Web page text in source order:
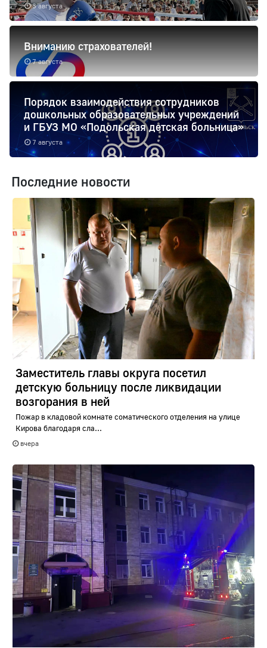
8 августа
7 августа
Вниманию страхователей!
7 августа
Порядок взаимодействия сотрудников
дошкольных образовательных учреждений
и ГБУЗ МО «Подольская детская больница»
Последние новости
Заместитель главы округа посетил
детскую больницу после ликвидации
возгорания в ней
Пожар в кладовой комнате соматического отделения на улице
Кирова благодаря сла...
вчера